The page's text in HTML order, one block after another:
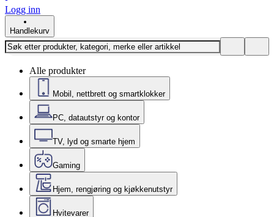
Logg inn
Handlekurv
Alle produkter
Mobil, nettbrett og smartklokker
PC, datautstyr og kontor
TV, lyd og smarte hjem
Gaming
Hjem, rengjøring og kjøkkenutstyr
Hvitevarer